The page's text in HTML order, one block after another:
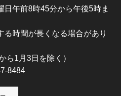
日午前8時45分から午後5時ま
時間が長くなる場合があり
ら1月3日を除く）
8484